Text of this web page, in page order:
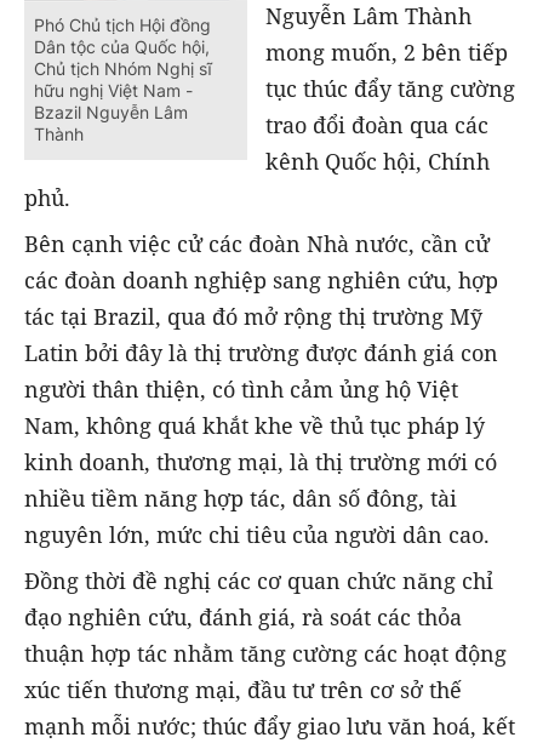
Phó Chủ tịch Hội đồng
Dân tộc của Quốc hội,
Chủ tịch Nhóm Nghị sĩ
hữu nghị Việt Nam -
Bzazil Nguyễn Lâm
Thành
Nguyễn Lâm Thành
mong muốn, 2 bên tiếp
tục thúc đẩy tăng cường
trao đổi đoàn qua các
kênh Quốc hội, Chính
phủ.
Bên cạnh việc cử các đoàn Nhà nước, cần cử
các đoàn doanh nghiệp sang nghiên cứu, hợp
tác tại Brazil, qua đó mở rộng thị trường Mỹ
Latin bởi đây là thị trường được đánh giá con
người thân thiện, có tình cảm ủng hộ Việt
Nam, không quá khắt khe về thủ tục pháp lý
kinh doanh, thương mại, là thị trường mới có
nhiều tiềm năng hợp tác, dân số đông, tài
nguyên lớn, mức chi tiêu của người dân cao.
Đồng thời đề nghị các cơ quan chức năng chỉ
đạo nghiên cứu, đánh giá, rà soát các thỏa
thuận hợp tác nhằm tăng cường các hoạt động
xúc tiến thương mại, đầu tư trên cơ sở thế
mạnh mỗi nước; thúc đẩy giao lưu văn hoá, kết